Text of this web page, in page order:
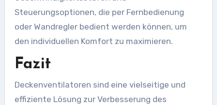
Steuerungsoptionen, die per Fernbedienung
oder Wandregler bedient werden können, um
den individuellen Komfort zu maximieren.
Fazit
Deckenventilatoren sind eine vielseitige und
effiziente Lösung zur Verbesserung des